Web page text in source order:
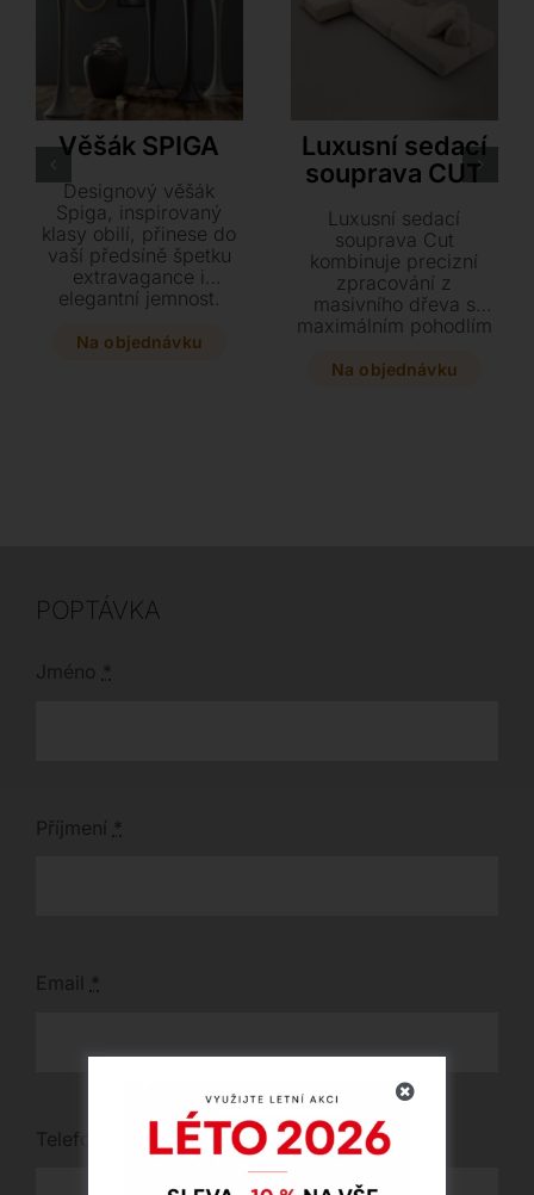
Tonin Casa
Věšák SPIGA
Designový věšák
Spiga, inspirovaný
klasy obilí, přinese do
vaší předsíně špetku
extravagance i
elegantní jemnost.
odolného polyethylenu
Na objednávku
Luxusní sedací
souprava CUT
Luxusní sedací
souprava Cut
kombinuje precizní
zpracování z
masivního dřeva s
maximálním pohodlím
peří a elastickým
Na objednávku
POPTÁVKA
Jméno *
Příjmení *
Email *
Telefon